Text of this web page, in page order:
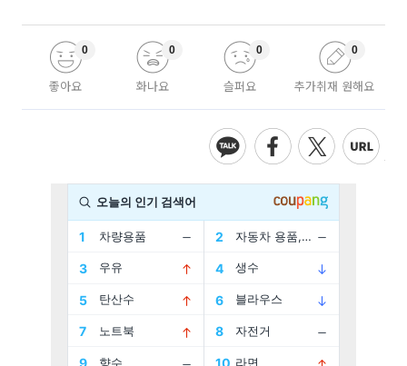
좋아요
0
화나요
0
슬퍼요
0
추가취재 원해요
0